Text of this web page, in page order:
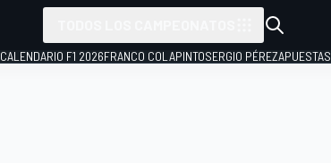
CALENDARIO F1 2026FRANCO COLAPINTOSERGIO PÉREZAPUESTAS